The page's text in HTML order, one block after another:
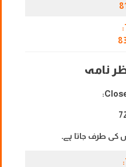
نامہ
طرف جاتا ہے۔